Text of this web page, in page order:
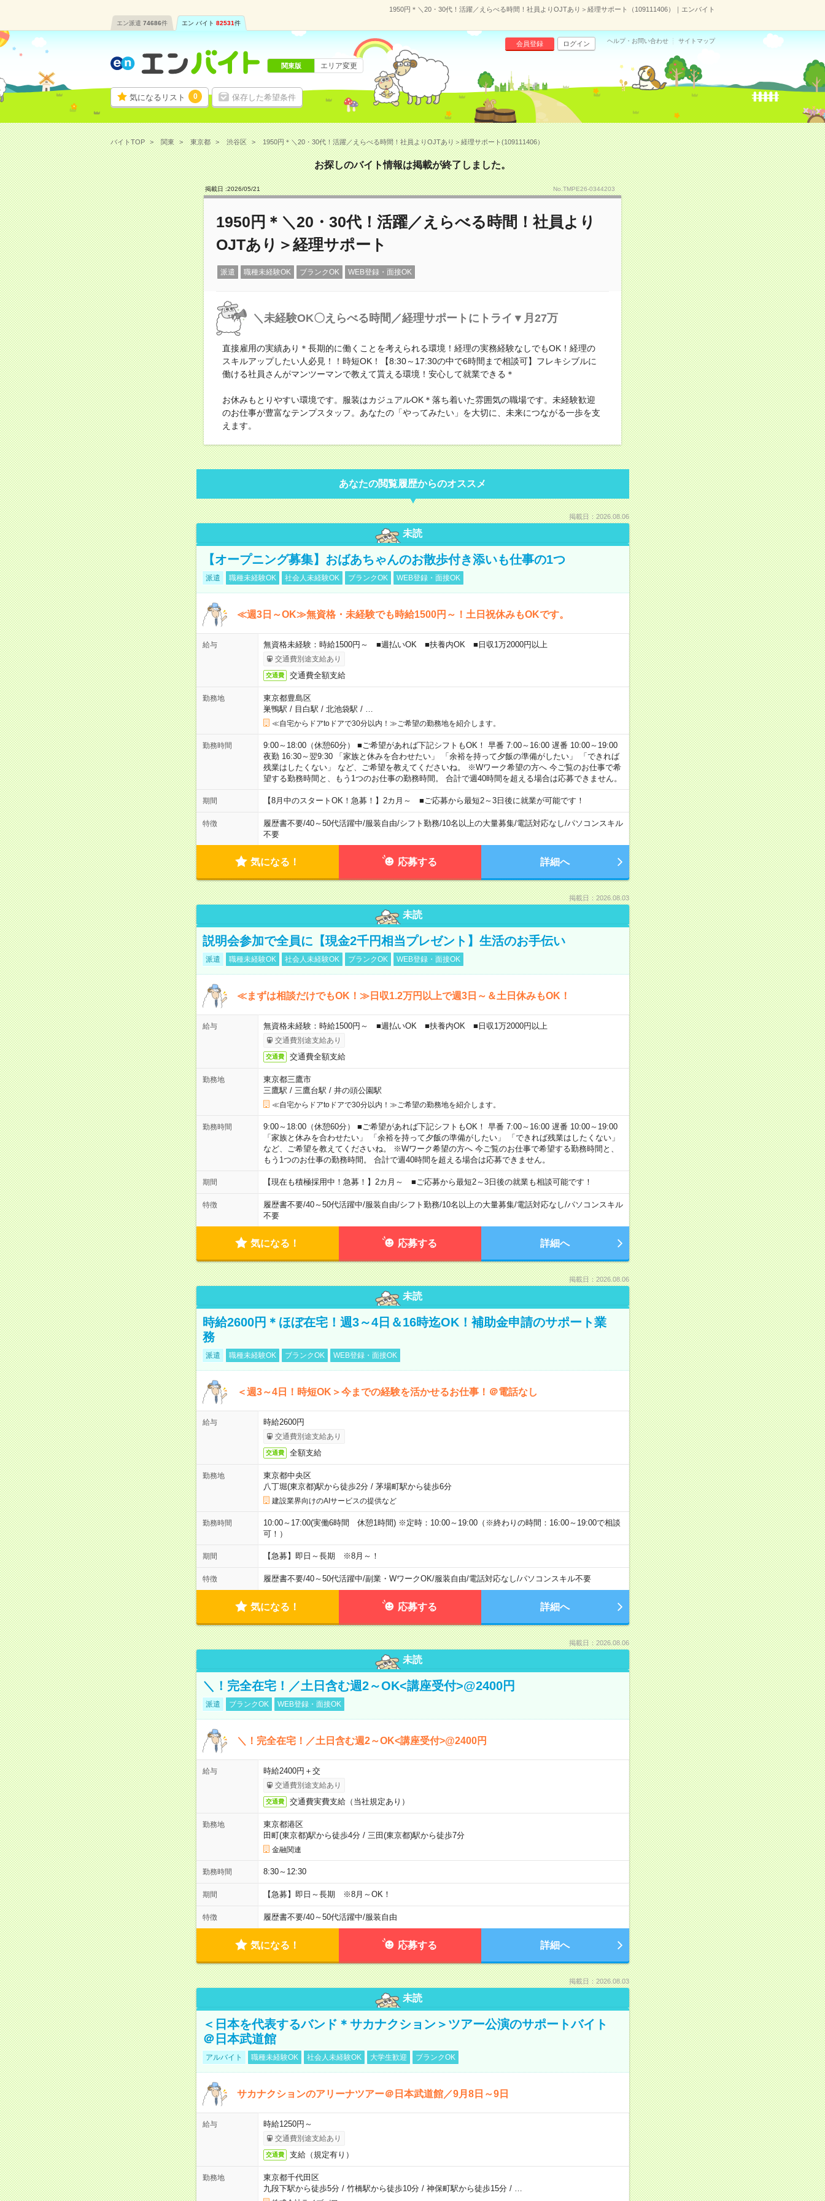
1950円＊＼20・30代！活躍／えらべる時間！社員よりOJTあり＞経理サポート（109111406）｜エンバイト
エン派遣 74686件 エン バイト 82531件
気になるリスト 0 保存した希望条件
会員登録 ログイン ヘルプ・お問い合わせ サイトマップ
関東版 エリア変更
バイトTOP 関東 東京都 渋谷区 1950円＊＼20・30代！活躍／えらべる時間！社員よりOJTあり＞経理サポート(109111406）
お探しのバイト情報は掲載が終了しました。
掲載日 :2026/05/21 No.TMPE26-0344203
1950円＊＼20・30代！活躍／えらべる時間！社員より
OJTあり＞経理サポート
派遣 職種未経験OK ブランクOK WEB登録・面接OK
＼未経験OK〇えらべる時間／経理サポートにトライ▼月27万
直接雇用の実績あり＊長期的に働くことを考えられる環境！経理の実務経験なしでもOK！経理の
スキルアップしたい人必見！！時短OK！【8:30～17:30の中で6時間まで相談可】フレキシブルに
働ける社員さんがマンツーマンで教えて貰える環境！安心して就業できる＊
お休みもとりやすい環境です。服装はカジュアルOK＊落ち着いた雰囲気の職場です。未経験歓迎
のお仕事が豊富なテンプスタッフ。あなたの「やってみたい」を大切に、未来につながる一歩を支
えます。
あなたの閲覧履歴からのオススメ
掲載日：2026.08.06
未読
【オープニング募集】おばあちゃんのお散歩付き添いも仕事の1つ
派遣 職種未経験OK 社会人未経験OK ブランクOK WEB登録・面接OK
≪週3日～OK≫無資格・未経験でも時給1500円～！土日祝休みもOKです。
給与 無資格未経験：時給1500円～ ■週払いOK ■扶養内OK ■日収1万2000円以上
交通費別途支給あり
交通費 交通費全額支給
勤務地
東京都豊島区
巣鴨駅 / 目白駅 / 北池袋駅 /
≪自宅からドアtoドアで30分以内！≫ご希望の勤務地を紹介します。
勤務時間
9:00～18:00（休憩60分） ■ご希望があれば下記シフトもOK！ 早番 7:00～16:00 遅番 10:00～19:00
夜勤 16:30～翌9:30 「家族と休みを合わせたい」 「余裕を持って夕飯の準備がしたい」 「できれば
残業はしたくない」 など、ご希望を教えてくださいね。 ※Wワーク希望の方へ 今ご覧のお仕事で希
望する勤務時間と、もう1つのお仕事の勤務時間。 合計で週40時間を超える場合は応募できません。
期間 【8月中のスタートOK！急募！】2カ月～ ■ご応募から最短2～3日後に就業が可能です！
特徴 履歴書不要/40～50代活躍中/服装自由/シフト勤務/10名以上の大量募集/電話対応なし/パソコンスキル
不要
気になる！ 応募する 詳細へ
掲載日：2026.08.03
未読
説明会参加で全員に【現金2千円相当プレゼント】生活のお手伝い
派遣 職種未経験OK 社会人未経験OK ブランクOK WEB登録・面接OK
≪まずは相談だけでもOK！≫日収1.2万円以上で週3日～＆土日休みもOK！
給与 無資格未経験：時給1500円～ ■週払いOK ■扶養内OK ■日収1万2000円以上
交通費別途支給あり
交通費 交通費全額支給
勤務地
東京都三鷹市
三鷹駅 / 三鷹台駅 / 井の頭公園駅
≪自宅からドアtoドアで30分以内！≫ご希望の勤務地を紹介します。
勤務時間
9:00～18:00（休憩60分） ■ご希望があれば下記シフトもOK！ 早番 7:00～16:00 遅番 10:00～19:00
「家族と休みを合わせたい」 「余裕を持って夕飯の準備がしたい」 「できれば残業はしたくない」
など、ご希望を教えてくださいね。 ※Wワーク希望の方へ 今ご覧のお仕事で希望する勤務時間と、
もう1つのお仕事の勤務時間。 合計で週40時間を超える場合は応募できません。
期間 【現在も積極採用中！急募！】2カ月～ ■ご応募から最短2～3日後の就業も相談可能です！
特徴 履歴書不要/40～50代活躍中/服装自由/シフト勤務/10名以上の大量募集/電話対応なし/パソコンスキル
不要
気になる！ 応募する 詳細へ
掲載日：2026.08.06
未読
時給2600円＊ほぼ在宅！週3～4日＆16時迄OK！補助金申請のサポート業
務
派遣 職種未経験OK ブランクOK WEB登録・面接OK
＜週3～4日！時短OK＞今までの経験を活かせるお仕事！＠電話なし
給与 時給2600円
交通費別途支給あり
交通費 全額支給
勤務地
東京都中央区
八丁堀(東京都)駅から徒歩2分/ 茅場町駅から徒歩6分
建設業界向けのAIサービスの提供など
勤務時間
10:00～17:00(実働6時間 休憩1時間) ※定時：10:00～19:00（※終わりの時間：16:00～19:00で相談
可！）
期間 【急募】即日～長期 ※8月～！
特徴 履歴書不要/40～50代活躍中/副業・WワークOK/服装自由/電話対応なし/パソコンスキル不要
気になる！ 応募する 詳細へ
掲載日：2026.08.06
未読
＼！完全在宅！／土日含む週2～OK<講座受付>@2400円
派遣 ブランクOK WEB登録・面接OK
＼！完全在宅！／土日含む週2～OK<講座受付>@2400円
給与 時給2400円＋交
交通費別途支給あり
交通費 交通費実費支給（当社規定あり）
勤務地
東京都港区
田町(東京都)駅から徒歩4分/ 三田(東京都)駅から徒歩7分
金融関連
勤務時間 8:30～12:30
期間 【急募】即日～長期 ※8月～OK！
特徴 履歴書不要/40～50代活躍中/服装自由
気になる！ 応募する 詳細へ
掲載日：2026.08.03
未読
＜日本を代表するバンド＊サカナクション＞ツアー公演のサポートバイト
＠日本武道館
アルバイト 職種未経験OK 社会人未経験OK 大学生歓迎 ブランクOK
サカナクションのアリーナツアー＠日本武道館／9月8日～9日
給与 時給1250円～
交通費別途支給あり
交通費 支給（規定有り）
勤務地
東京都千代田区
九段下駅から徒歩5分/ 竹橋駅から徒歩10分/ 神保町駅から徒歩15分/